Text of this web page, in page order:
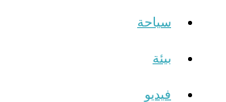
سياحة
بيئة
فيديو